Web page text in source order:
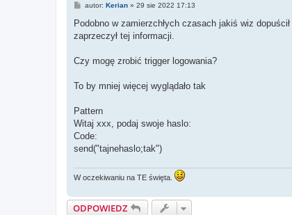
P
s
autor: Kerian» 29 sie 2022 17:13
Podobno w zamierzchłych czasach jakiś wiz
zaprzeczył tej informacji.
Czy mogę zrobić trigger logowania?
To by mniej więcej wyglądało tak
Pattern
Witaj xxx, podaj swoje haslo:
Code:
send("tajnehaslo;tak")
W oczekiwaniu na TE święta.
ODPOWIEDZ